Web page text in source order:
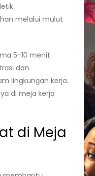
melalui mulut
5-10 menit
dan
lingkungan kerja.
di meja kerja
di Meja